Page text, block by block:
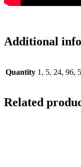
Additional
Quantity 1, 5, 24, 96,
Related